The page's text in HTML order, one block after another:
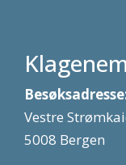
Vestre
5008 Bergen